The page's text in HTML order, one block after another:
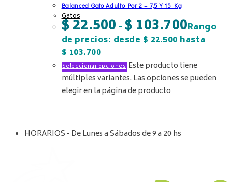
Balanced Gato Adulto Por 2 – 7,5 Y 15 Kg
Gatos
$22.500 - $103.700Rango
de precios: desde $ 22.500 hasta
$ 103.700
Seleccionar opciones Este producto tiene
múltiples variantes. Las opciones se pueden
elegir en la página de producto
HORARIOS - De Lunes a Sábados de 9 a 20 hs